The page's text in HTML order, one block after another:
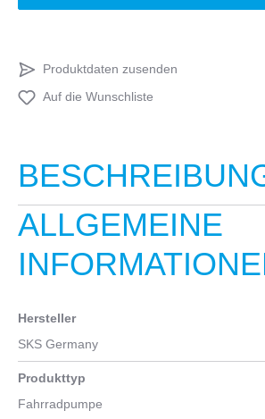
Produktdaten zusenden
Auf die Wunschliste
ALLGEMEINE
Hersteller
SKS Germany
Produkttyp
Fahrradpumpe